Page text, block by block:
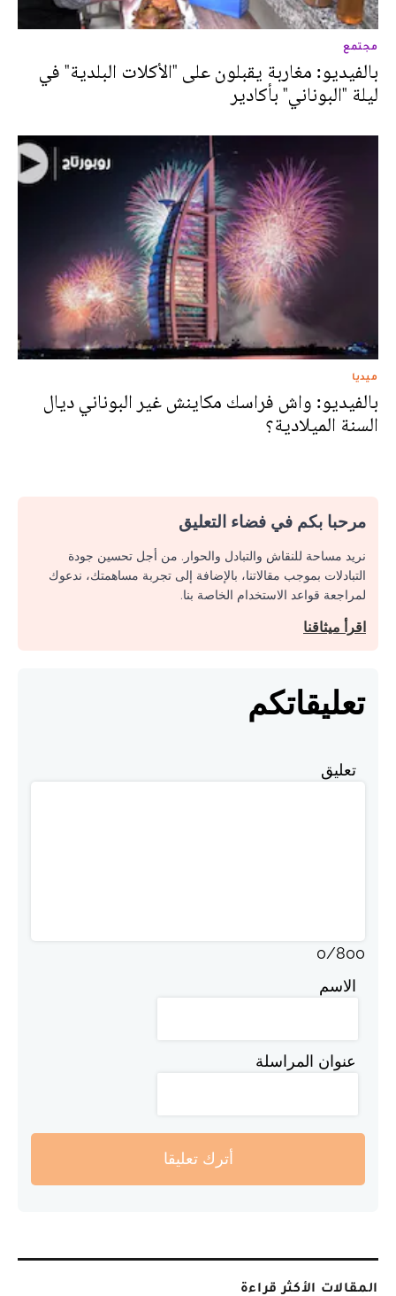
مجتمع
بالفيديو: مغاربة يقبلون على "الأكلات البلدية" في
ليلة "البوناني" بأكادير
ميديا
بالفيديو: واش فراسك مكاينش غير البوناني ديال
السنة الميلادية؟
مرحبا بكم في فضاء التعليق
نريد مساحة للنقاش والتبادل والحوار. من أجل تحسين جودة
التبادلات بموجب مقالاتنا، بالإضافة إلى تجربة مساهمتك، ندعوك
لمراجعة قواعد الاستخدام الخاصة بنا.
اقرأ ميثاقنا
تعليقاتكم
تعليق
0/800
الاسم
عنوان المراسلة
أترك تعليقا
المقالات الأكثر قراءة